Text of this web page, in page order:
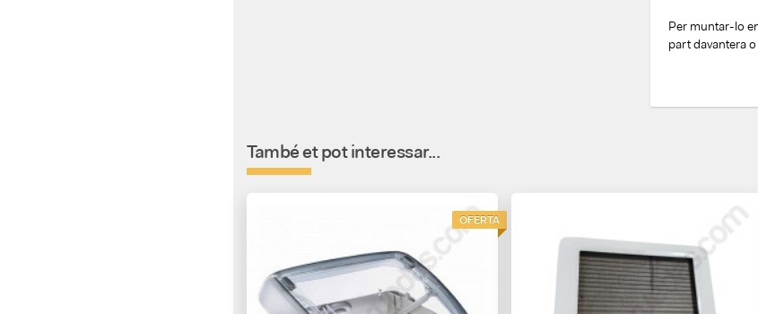
Per muntar-lo
part davantera
També et pot interessar...
OFERTA